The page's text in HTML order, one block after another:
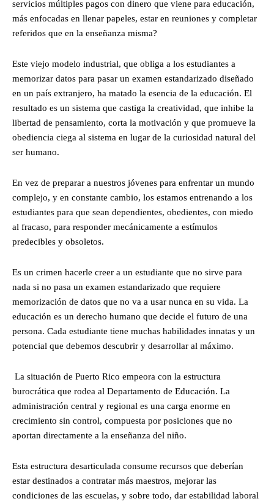
servicios múltiples pagos con dinero que viene para educación,
más enfocadas en llenar papeles, estar en reuniones y completar
referidos que en la enseñanza misma?
Este viejo modelo industrial, que obliga a los estudiantes a
memorizar datos para pasar un examen estandarizado diseñado
en un país extranjero, ha matado la esencia de la educación. El
resultado es un sistema que castiga la creatividad, que inhibe la
libertad de pensamiento, corta la motivación y que promueve la
obediencia ciega al sistema en lugar de la curiosidad natural del
ser humano.
En vez de preparar a nuestros jóvenes para enfrentar un mundo
complejo, y en constante cambio, los estamos entrenando a los
estudiantes para que sean dependientes, obedientes, con miedo
al fracaso, para responder mecánicamente a estímulos
predecibles y obsoletos.
Es un crimen hacerle creer a un estudiante que no sirve para
nada si no pasa un examen estandarizado que requiere
memorización de datos que no va a usar nunca en su vida. La
educación es un derecho humano que decide el futuro de una
persona. Cada estudiante tiene muchas habilidades innatas y un
potencial que debemos descubrir y desarrollar al máximo.
La situación de Puerto Rico empeora con la estructura
burocrática que rodea al Departamento de Educación. La
administración central y regional es una carga enorme en
crecimiento sin control, compuesta por posiciones que no
aportan directamente a la enseñanza del niño.
Esta estructura desarticulada consume recursos que deberían
estar destinados a contratar más maestros, mejorar las
condiciones de las escuelas, y sobre todo, dar estabilidad laboral